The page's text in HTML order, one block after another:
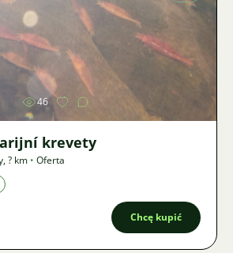
Zdjęcie
46
krevety
,? km • Oferta
Chcę kupić